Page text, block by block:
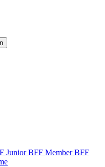
JuniorBFF MemberBFF